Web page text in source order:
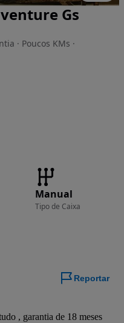
Gs
· Poucos KMs ·
Manual
Tipo de Caixa
Reportar
, garantia de 18 meses